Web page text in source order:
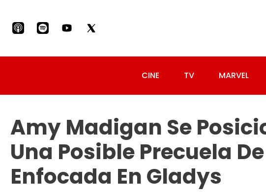
CINE TV MARVEL
Amy Madigan Se
Una Posible Precuela
Enfocada En Gladys